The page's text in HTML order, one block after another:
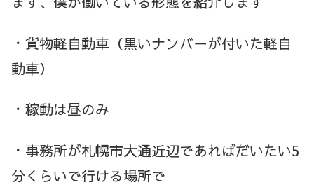
・貨物軽自動車（黒いナンバーが付いた軽自
動車）
・稼動は昼のみ
・事務所が札幌市大通近辺であればだいたい5
分くらいで行ける場所で